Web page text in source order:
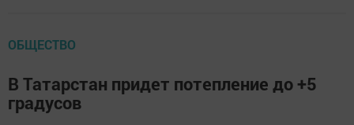
ОБЩЕСТВО
В Татарстан придет потепление до +5
градусов